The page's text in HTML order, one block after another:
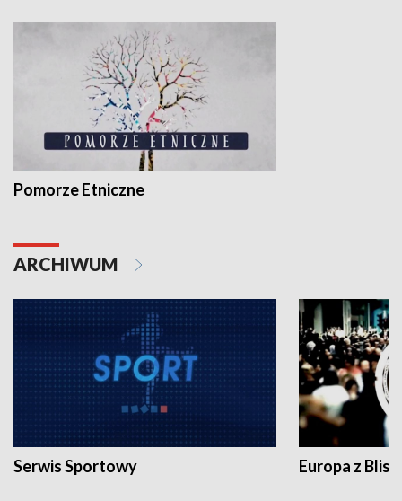
Pomorze Etniczne
ARCHIWUM
Serwis Sportowy Europa z